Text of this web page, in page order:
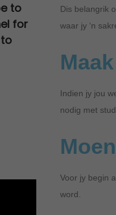
Dis belangrik
waar jy ‘n
Indien jy jou
nodig met
Voor jy begin
word.
to
for